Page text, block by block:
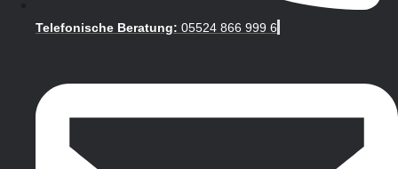
Telefonische Beratung: 05524 866 999 6